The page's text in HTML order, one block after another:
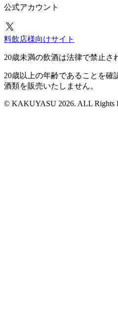
公式アカウント
料飲店様向けサイト
20歳未満の飲酒は法律で禁止さ
20歳以上の年齢であることを確
酒類を販売いたしません。
© KAKUYASU 2026. ALL Rights